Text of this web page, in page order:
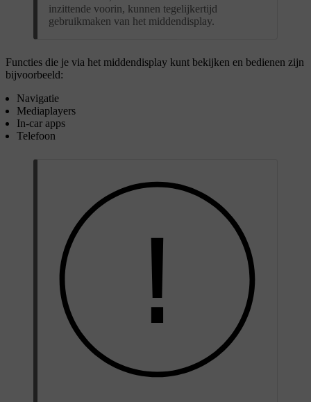
inzittende voorin, kunnen tegelijkertijd
gebruikmaken van het middendisplay.
Functies die je via het middendisplay kunt bekijken en bedienen zijn
bijvoorbeeld:
Navigatie
Mediaplayers
In-car apps
Telefoon